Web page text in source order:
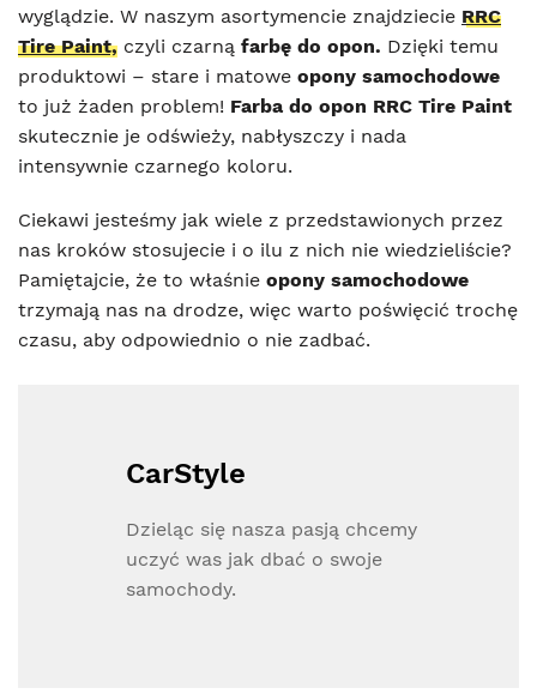
wyglądzie. W naszym asortymencie znajdziecie RRC
Tire Paint, czyli czarną farbę do opon. Dzięki temu
produktowi – stare i matowe opony samochodowe
to już żaden problem! Farba do opon RRC Tire Paint
skutecznie je odświeży, nabłyszczy i nada
intensywnie czarnego koloru.
Ciekawi jesteśmy jak wiele z przedstawionych przez
nas kroków stosujecie i o ilu z nich nie wiedzieliście?
Pamiętajcie, że to właśnie opony samochodowe
trzymają nas na drodze, więc warto poświęcić trochę
czasu, aby odpowiednio o nie zadbać.
CarStyle
Dzieląc się nasza pasją chcemy
uczyć was jak dbać o swoje
samochody.